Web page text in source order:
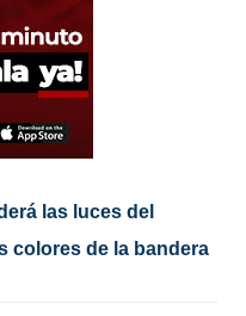
las luces del
colores de la bandera